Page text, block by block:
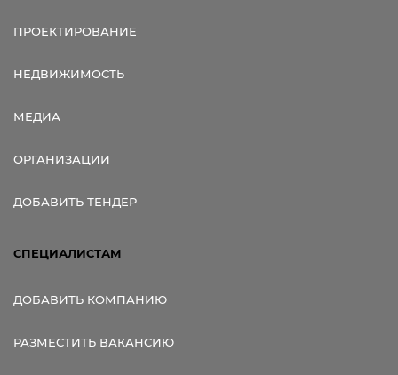
ПРОЕКТИРОВАНИЕ
НЕДВИЖИМОСТЬ
МЕДИА
ОРГАНИЗАЦИИ
ДОБАВИТЬ ТЕНДЕР
СПЕЦИАЛИСТАМ
ДОБАВИТЬ КОМПАНИЮ
РАЗМЕСТИТЬ ВАКАНСИЮ